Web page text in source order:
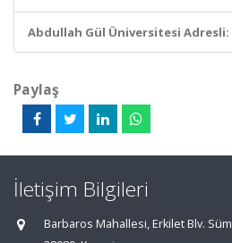
Abdullah Gül Üniversitesi Adresli:
Paylaş
İletişim Bilgileri
Barbaros Mahallesi, Erkilet Blv.